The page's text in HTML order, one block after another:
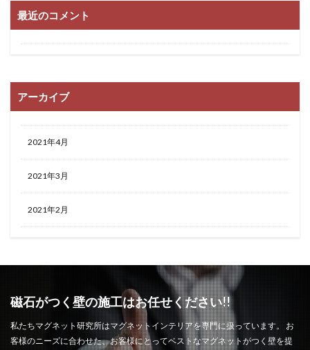
最近のコメント
アーカイブ
2021年4月
2021年3月
2021年2月
磁石がつく壁の施工はお任せください!!
私たちマグネット研究所はマグネットインテリアを専門に扱っています。 お
客様のニーズに合わせた、お客様にとってベストなマグネットがつく壁を提